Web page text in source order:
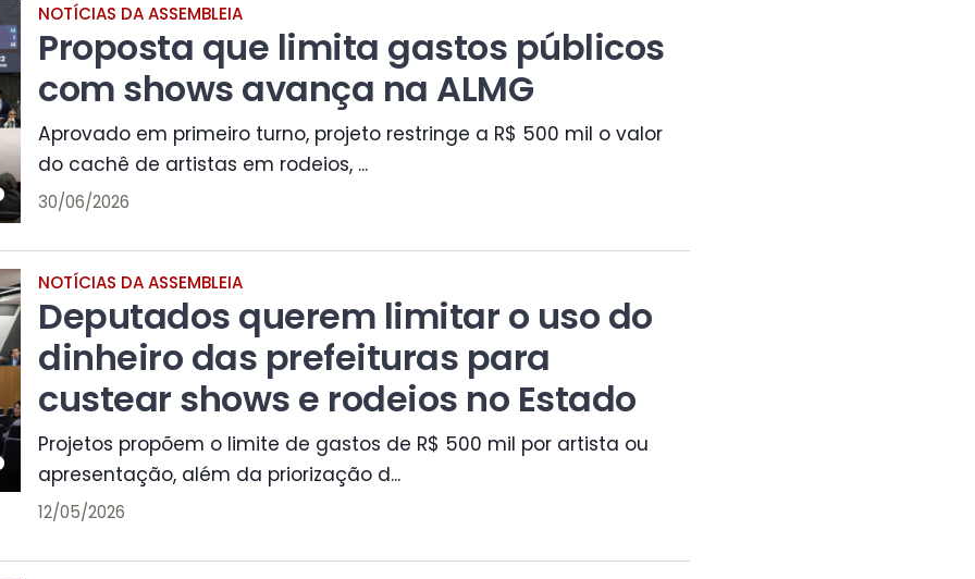
NOTÍCIAS DA ASSEMBLEIA
Proposta que limita gastos públicos
com shows avança na ALMG
Aprovado em primeiro turno, projeto restringe a R$ 500 mil o valor
do cachê de artistas em rodeios, ...
30/06/2026
NOTÍCIAS DA ASSEMBLEIA
Deputados querem limitar o uso do
dinheiro das prefeituras para
custear shows e rodeios no Estado
Projetos propõem o limite de gastos de R$ 500 mil por artista ou
apresentação, além da priorização d...
12/05/2026